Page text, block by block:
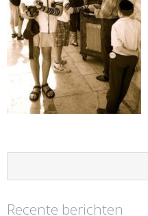
Recente berichten